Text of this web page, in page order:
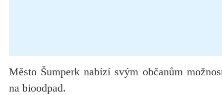
Město Šumperk nabízí svým občanům
na bioodpad.